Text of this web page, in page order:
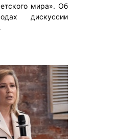
мира». Об
дискуссии